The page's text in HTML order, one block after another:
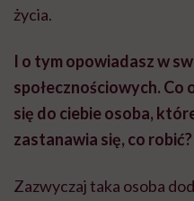
życia.
I o tym opowiadasz w
społecznościowych. Co
się do ciebie osoba,
zastanawia się, co robić?
Zazwyczaj taka osoba